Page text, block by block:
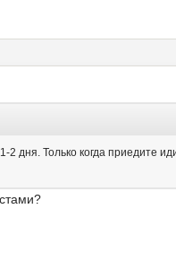
дня. Только когда приедите